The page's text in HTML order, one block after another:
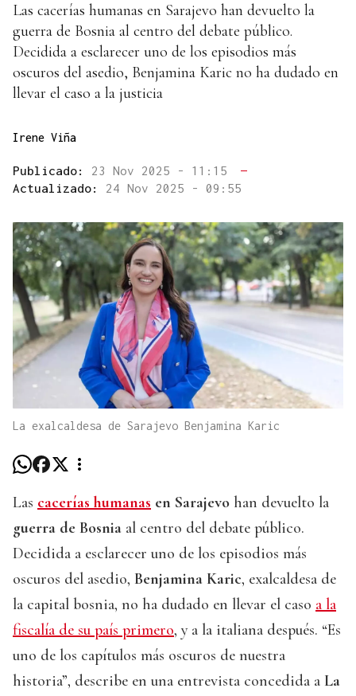
Las cacerías humanas en Sarajevo han devuelto la
guerra de Bosnia al centro del debate público.
Decidida a esclarecer uno de los episodios más
oscuros del asedio, Benjamina Karic no ha dudado en
llevar el caso a la justicia
Irene Viña
Publicado: 23 Nov 2025 - 11:15
—
Actualizado: 24 Nov 2025 - 09:55
La exalcaldesa de Sarajevo Benjamina Karic
Las cacerías humanas en Sarajevo han devuelto la
guerra de Bosnia al centro del debate público.
Decidida a esclarecer uno de los episodios más
oscuros del asedio, Benjamina Karic, exalcaldesa de
la capital bosnia, no ha dudado en llevar el caso a la
fiscalía de su país primero, y a la italiana después. “Es
uno de los capítulos más oscuros de nuestra
historia”, describe en una entrevista concedida a La